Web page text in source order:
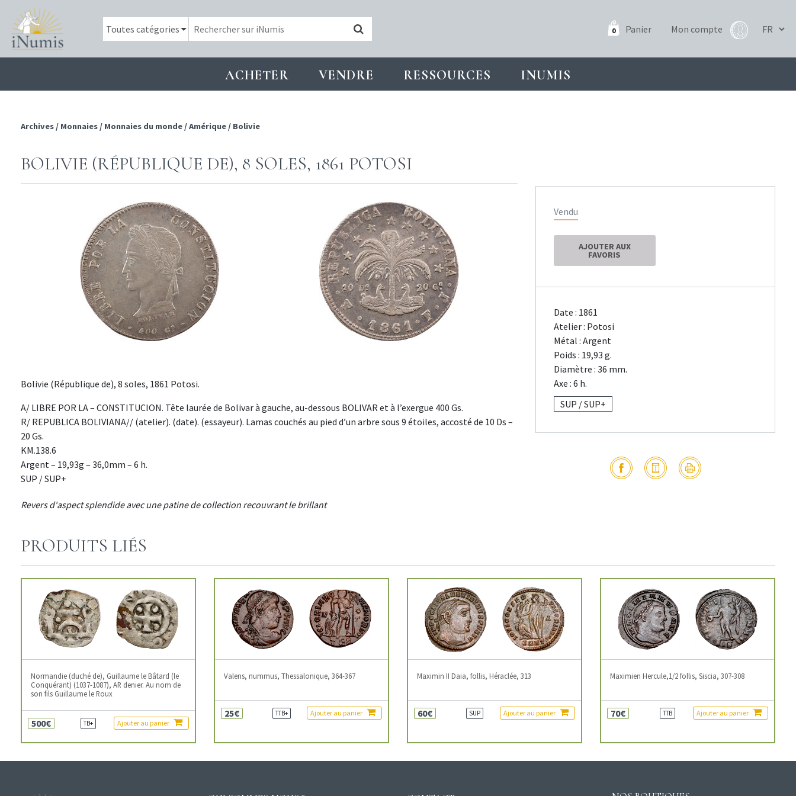
0 Panier Mon compte
ACHETER VENDRE RESSOURCES INUMIS
Archives / Monnaies / Monnaies du monde /Amérique / Bolivie
BOLIVIE (RÉPUBLIQUE DE), 8 SOLES, 1861 POTOSI
Bolivie (République de), 8 soles, 1861 Potosi.
A/ LIBRE POR LA – CONSTITUCION. Tête laurée de Bolivar à gauche, au-dessous BOLIVAR et à l’exergue 400 Gs.
R/ REPUBLICA BOLIVIANA// (atelier). (date). (essayeur). Lamas couchés au pied d’un arbre sous 9 étoiles, accosté de 10 Ds –
20 Gs.
KM.138.6
Argent – 19,93g – 36,0mm – 6 h.
SUP / SUP+
Revers d'aspect splendide avec une patine de collection recouvrant le brillant
Vendu
AJOUTER AUX
FAVORIS
Date : 1861
Atelier : Potosi
Métal : Argent
Poids : 19,93 g.
Diamètre : 36 mm.
Axe : 6 h.
SUP / SUP+
PRODUITS LIÉS
Normandie (duché de), Guillaume le Bâtard (le
Conquérant) (1037-1087), AR denier. Au nom de
son fils Guillaume le Roux
500€ TB+ Ajouter au panier
Valens, nummus, Thessalonique, 364-367
25€ TTB+ Ajouter au panier
Maximin II Daia, follis, Héraclée, 313
60€ SUP Ajouter au panier
Maximien Hercule,1/2 follis, Siscia, 307-308
70€ TTB Ajouter au panier